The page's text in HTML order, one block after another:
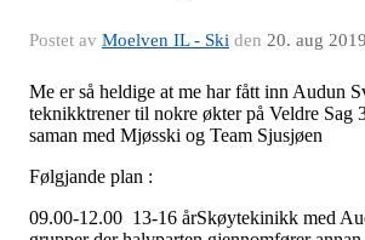
Postet av Moelven IL - Ski den 20. aug 2019
Me er så heldige at me har fått inn Audun
teknikktrener til nokre økter på Veldre Sag
saman med Mjøsski og Team Sjusjøen
Følgjande plan :
09.00-12.00 13-16 årSkøytekinikk med